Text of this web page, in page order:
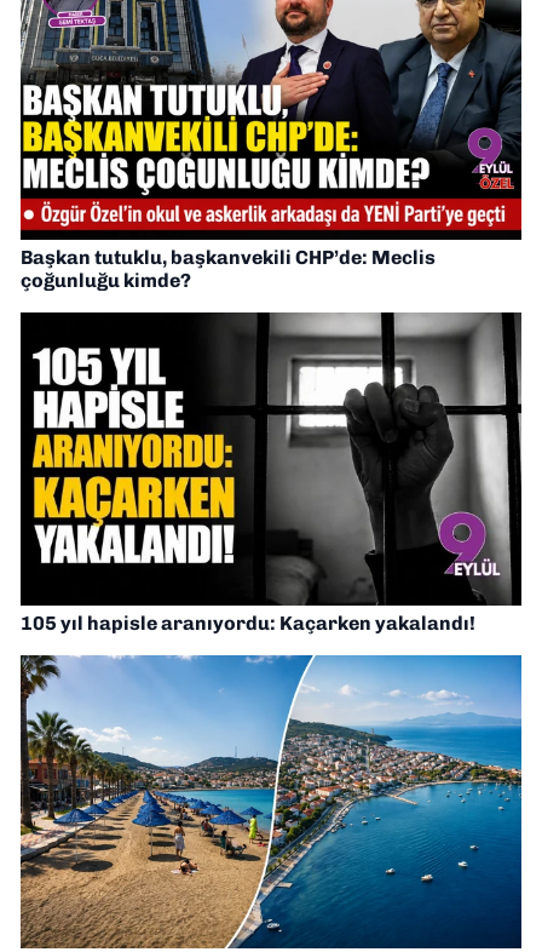
Başkan tutuklu, başkanvekili CHP’de: Meclis
çoğunluğu kimde?
105 yıl hapisle aranıyordu: Kaçarken yakalandı!